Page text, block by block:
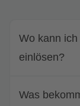
Wo kann
einlösen?
Was